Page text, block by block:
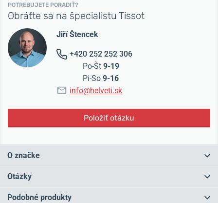
POTREBUJETE PORADIŤ?
Obráťte sa na špecialistu Tissot
Jiří Štencek
+420 252 252 306
Po-Št 9-19
Pi-So 9-16
info@helveti.sk
Položiť otázku
O značke
najväčšieho
Charles-Félicien Tissot v mestečku
Otázky
Podobné produkty